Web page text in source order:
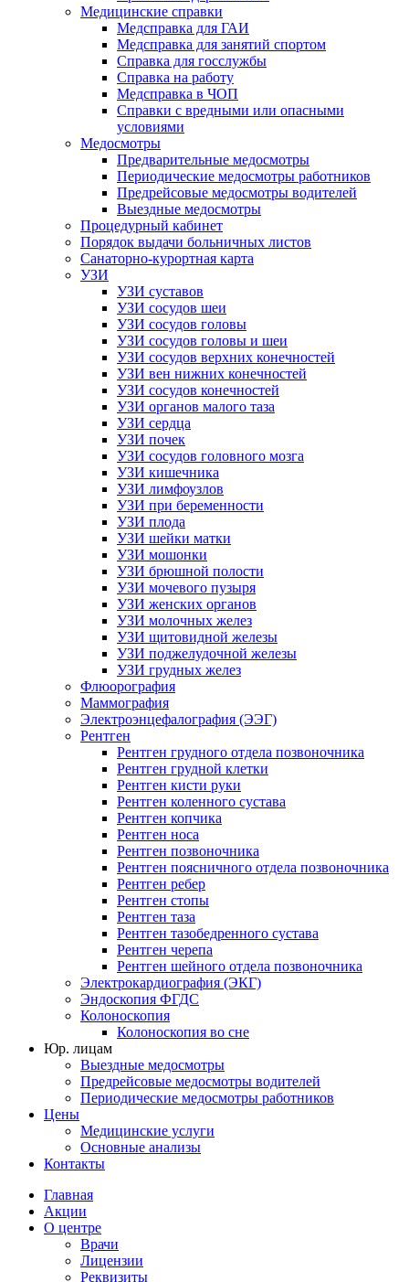
Медицинские справки
Медсправка для ГАИ
Медсправка для занятий спортом
Справка для госслужбы
Справка на работу
Медсправка в ЧОП
Справки с вредными или опасными
условиями
Медосмотры
Предварительные медосмотры
Периодические медосмотры работников
Предрейсовые медосмотры водителей
Выездные медосмотры
Процедурный кабинет
Порядок выдачи больничных листов
Санаторно-курортная карта
УЗИ
УЗИ суставов
УЗИ сосудов шеи
УЗИ сосудов головы
УЗИ сосудов головы и шеи
УЗИ сосудов верхних конечностей
УЗИ вен нижних конечностей
УЗИ сосудов конечностей
УЗИ органов малого таза
УЗИ сердца
УЗИ почек
УЗИ сосудов головного мозга
УЗИ кишечника
УЗИ лимфоузлов
УЗИ при беременности
УЗИ плода
УЗИ шейки матки
УЗИ мошонки
УЗИ брюшной полости
УЗИ мочевого пузыря
УЗИ женских органов
УЗИ молочных желез
УЗИ щитовидной железы
УЗИ поджелудочной железы
УЗИ грудных желез
Флюорография
Маммография
Электроэнцефалография (ЭЭГ)
Рентген
Рентген грудного отдела позвоночника
Рентген грудной клетки
Рентген кисти руки
Рентген коленного сустава
Рентген копчика
Рентген носа
Рентген позвоночника
Рентген поясничного отдела позвоночника
Рентген ребер
Рентген стопы
Рентген таза
Рентген тазобедренного сустава
Рентген черепа
Рентген шейного отдела позвоночника
Электрокардиография (ЭКГ)
Эндоскопия ФГДС
Колоноскопия
Колоноскопия во сне
Юр. лицам
Выездные медосмотры
Предрейсовые медосмотры водителей
Периодические медосмотры работников
Цены
Медицинские услуги
Основные анализы
Контакты
Главная
Акции
О центре
Врачи
Лицензии
Реквизиты